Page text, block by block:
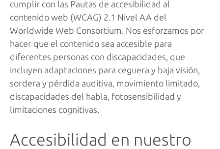
cumplir con las Pautas de accesibilidad al
contenido web (WCAG) 2.1 Nivel AA del
Worldwide Web Consortium. Nos esforzamos por
hacer que el contenido sea accesible para
diferentes personas con discapacidades, que
incluyen adaptaciones para ceguera y baja visión,
sordera y pérdida auditiva, movimiento limitado,
discapacidades del habla, fotosensibilidad y
limitaciones cognitivas.
Accesibilidad en nuestro